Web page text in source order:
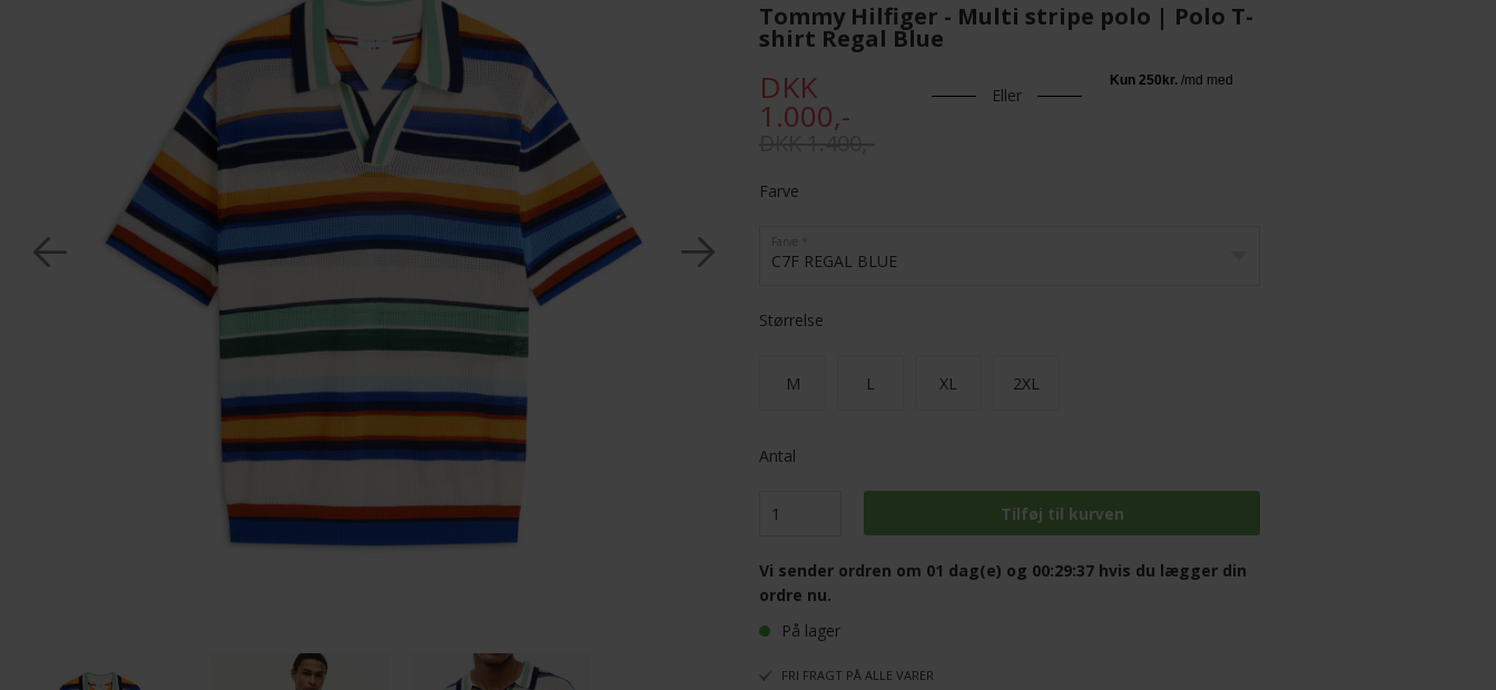
Tommy Hilfiger - Multi stripe polo | Polo T-
shirt Regal Blue
DKK
1.000,-
Eller
Farve
C7F REGAL BLUE
Farve
Størrelse
M L XL 2XL
Antal
Vi sender ordren om 01 dag(e) og 00:29:36 hvis du lægger din
ordre nu.
På lager
FRI FRAGT PÅ ALLE VARER